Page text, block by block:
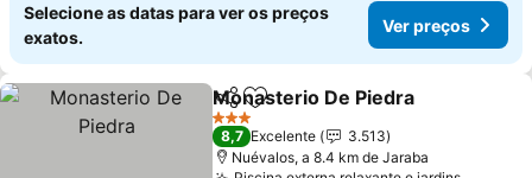
Selecione as datas para ver os preços
exatos.
Ver preços
PartilharAdicionar aos favoritos
Monasterio De Piedra
3 Estrelas
8,7 Excelente
3.513
Nuévalos, a 8.4 km de Jaraba